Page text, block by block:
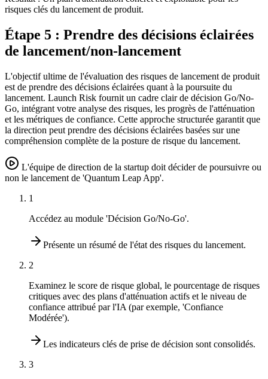
risques clés du lancement de produit.
Étape 5 : Prendre des décisions éclairées
de lancement/non-lancement
L'objectif ultime de l'évaluation des risques de lancement de produit
est de prendre des décisions éclairées quant à la poursuite du
lancement. Launch Risk fournit un cadre clair de décision Go/No-
Go, intégrant votre analyse des risques, les progrès de l'atténuation
et les métriques de confiance. Cette approche structurée garantit que
la direction peut prendre des décisions éclairées basées sur une
compréhension complète de la posture de risque du lancement.
L'équipe de direction de la startup doit décider de poursuivre ou
non le lancement de 'Quantum Leap App'.
1
Accédez au module 'Décision Go/No-Go'.
Présente un résumé de l'état des risques du lancement.
2
Examinez le score de risque global, le pourcentage de risques
critiques avec des plans d'atténuation actifs et le niveau de
confiance attribué par l'IA (par exemple, 'Confiance
Modérée').
Les indicateurs clés de prise de décision sont consolidés.
3